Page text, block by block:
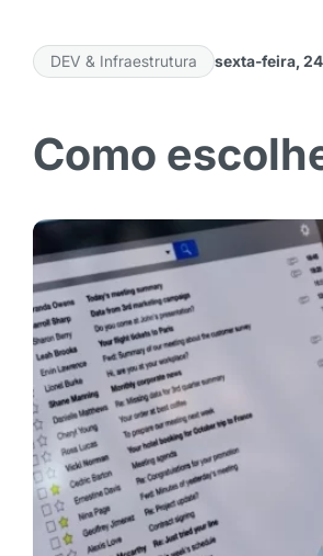
DEV & Infraestrutura sexta-feira,
Como